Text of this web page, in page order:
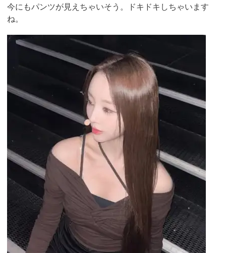
今にもパンツが見えちゃいそう。ドキドキしちゃいます
ね。